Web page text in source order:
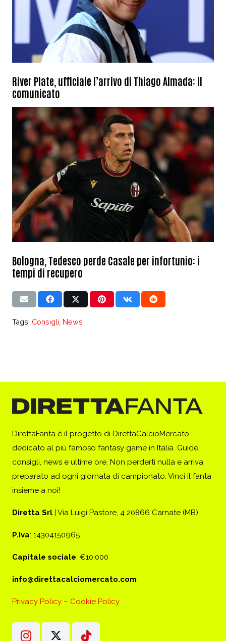
River Plate, ufficiale l’arrivo di Thiago Almada: il
comunicato
Bologna, Tedesco perde Casale per infortunio: i
tempi di recupero
Tags: Consigli News
DirettaFanta è il progetto di DirettaCalcioMercato
dedicato al più famoso fantasy game in Italia. Guide,
consigli, news e ultime ore. Non perderti nulla e arriva
preparato ad ogni giornata di campionato. Vinci il fanta
insieme a noi!
Diretta Srl | Via Luigi Pastore, 4 20866 Carnate (MB)
P.Iva: 14304150965
Capitale sociale: €10.000
info@direttacalciomercato.com
Privacy Policy – Cookie Policy